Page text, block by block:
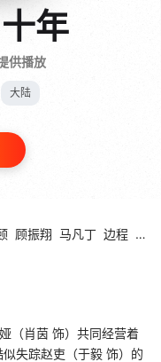
年
供播放
大陆
顾振翔 马凡丁 边程 简
（肖茵 饰）共同经营着
失踪赵吏（于毅 饰）的